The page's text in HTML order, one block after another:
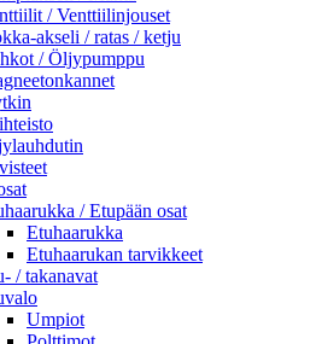
/ Venttiilinjouset
akseli / ratas / ketju
/ Öljypumppu
/ Etupään osat
Etuhaarukka
Etuhaarukan tarvikkeet
/ takanavat
Umpiot